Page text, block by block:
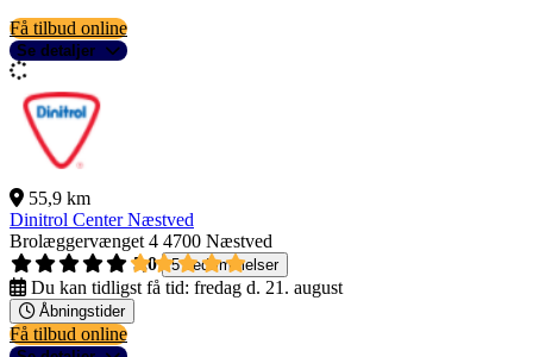
Få tilbud online
Se detaljer
55,9 km
Dinitrol Center Næstved
Brolæggervænget 4 4700 Næstved
5,0
5 bedømmelser
Du kan tidligst få tid: fredag d. 21. august
Åbningstider
Få tilbud online